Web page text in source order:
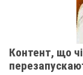
Контент, що